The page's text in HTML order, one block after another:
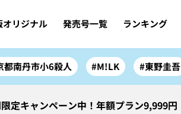
オリジナル 発売号一覧 ランキング
都南丹市小6殺人 #M!LK #東野圭吾
定キャンペーン中！年額プラン9,999円